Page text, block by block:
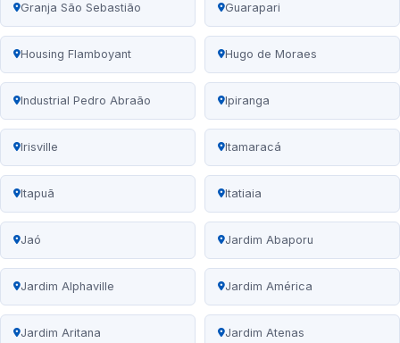
Granja São Sebastião Guarapari
Housing Flamboyant Hugo de Moraes
Industrial Pedro Abraão Ipiranga
Irisville Itamaracá
Itapuã Itatiaia
Jaó Jardim Abaporu
Jardim Alphaville Jardim América
Jardim Aritana Jardim Atenas